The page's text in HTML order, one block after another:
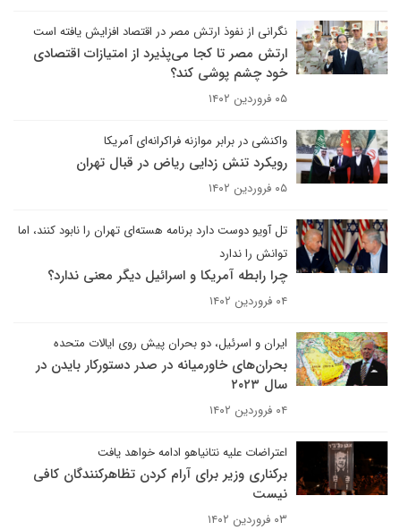
نگرانی از نفوذ ارتش مصر در اقتصاد افزایش یافته است
ارتش مصر تا کجا می‌پذیرد از امتیازات اقتصادی
خود چشم پوشی کند؟
۰۵ فروردین ۱۴۰۲
واکنشی در برابر موازنه فراکرانه‌ای آمریکا
رویکرد تنش زدایی ریاض در قبال تهران
۰۵ فروردین ۱۴۰۲
تل آویو دوست دارد برنامه هسته‌ای تهران را نابود کنند، اما
توانش را ندارد
چرا رابطه آمریکا و اسرائیل دیگر معنی ندارد؟
۰۴ فروردین ۱۴۰۲
ایران و اسرئیل، دو بحران پیش روی ایالات متحده
بحران‌های خاورمیانه در صدر دستورکار بایدن در
سال ۲۰۲۳
۰۴ فروردین ۱۴۰۲
اعتراضات علیه نتانیاهو ادامه خواهد یافت
برکناری وزیر برای آرام کردن تظاهرکنندگان کافی
نیست
۰۳ فروردین ۱۴۰۲